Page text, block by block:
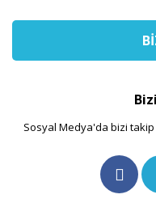
Sosyal Medya'da bizi